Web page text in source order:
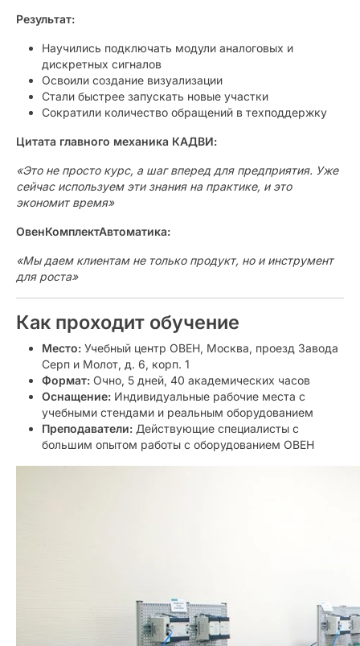
Результат:
Научились подключать модули аналоговых и
дискретных сигналов
Освоили создание визуализации
Стали быстрее запускать новые участки
Сократили количество обращений в техподдержку
Цитата главного механика КАДВИ:
«Это не просто курс, а шаг вперед для предприятия. Уже
сейчас используем эти знания на практике, и это
экономит время»
ОвенКомплектАвтоматика:
«Мы даем клиентам не только продукт, но и инструмент
для роста»
Как проходит обучение
Место: Учебный центр ОВЕН, Москва, проезд Завода
Серп и Молот, д. 6, корп. 1
Формат: Очно, 5 дней, 40 академических часов
Оснащение: Индивидуальные рабочие места с
учебными стендами и реальным оборудованием
Преподаватели: Действующие специалисты с
большим опытом работы с оборудованием ОВЕН